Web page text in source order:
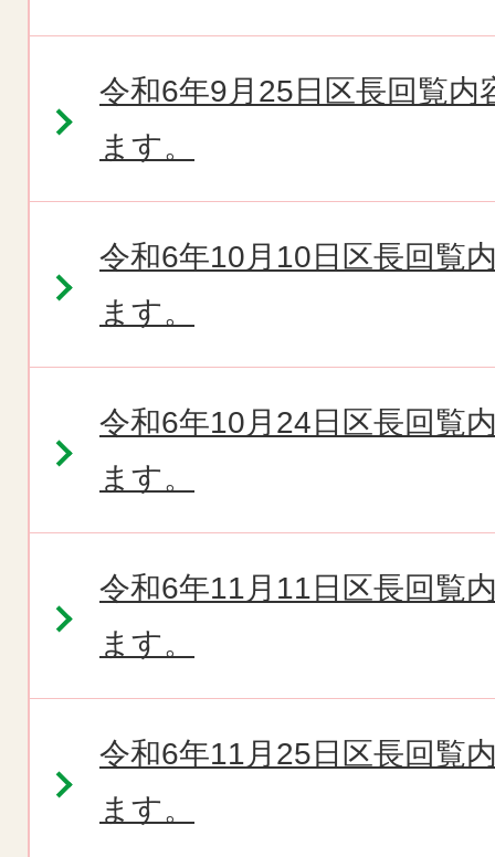
令和6年9月25日区長回覧
ます。
令和6年10月10日区長回覧
ます。
令和6年10月24日区長回覧
ます。
令和6年11月11日区長回覧
ます。
令和6年11月25日区長回覧
ます。